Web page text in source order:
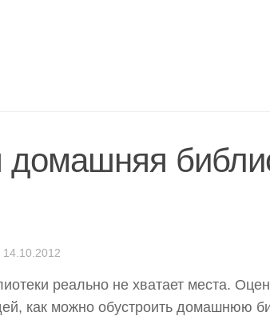
14.10.2012
реально не хватает места.
как можно обустроить домашнюю